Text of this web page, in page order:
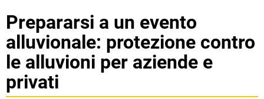
Prepararsi a un evento
alluvionale: protezione contro
le alluvioni per aziende e
privati